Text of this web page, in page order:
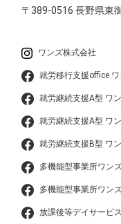
〒389-0516長野県東
ワンズ株式会社
就労移行支援office ワ
就労継続支援A型 ワ
就労継続支援A型 ワ
就労継続支援B型 ワ
多機能型事業所ワン
多機能型事業所ワン
放課後等デイサービ